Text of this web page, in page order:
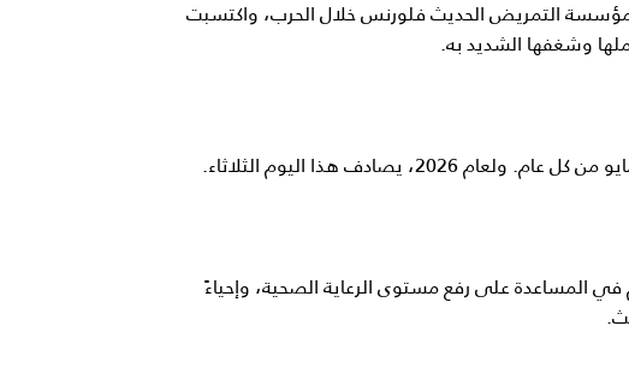
مؤسسة التمريض الحديث فلورنس خلال الحرب، واكتسبت
وشغفها الشديد به.
يصادف هذا اليوم الثلاثاء.
المساعدة على رفع مستوى الرعاية الصحية، وإحياءً